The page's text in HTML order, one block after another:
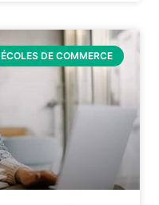
ÉCOLES DE COMMERCE